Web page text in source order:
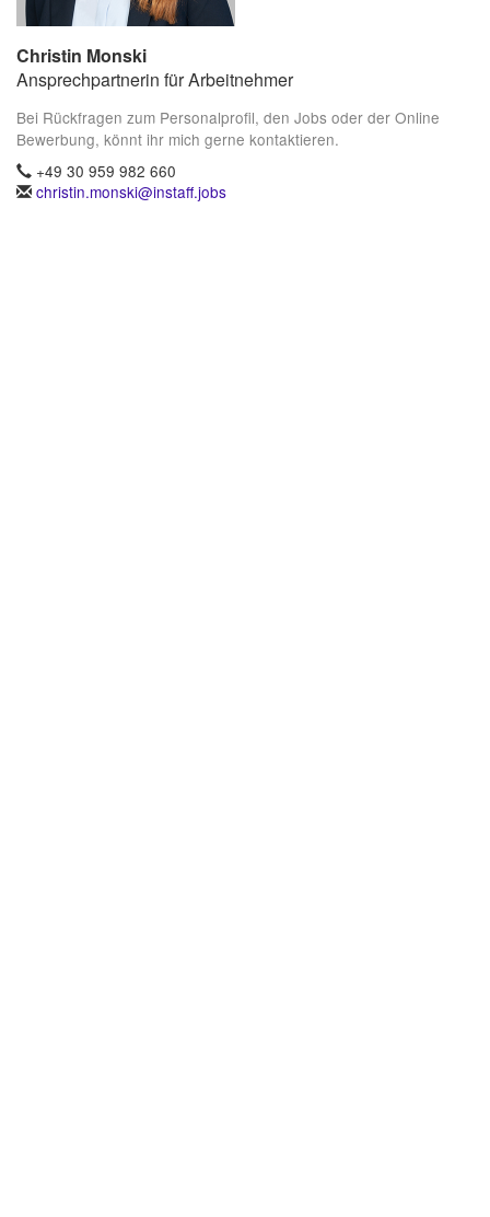
Christin Monski
Ansprechpartnerin für Arbeitnehmer
Bei Rückfragen zum Personalprofil, den Jobs oder der Online
Bewerbung, könnt ihr mich gerne kontaktieren.
+49 30 959 982 660
christin.monski@instaff.jobs